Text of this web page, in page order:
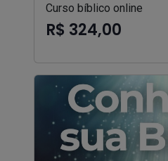
Curso bíblico online
R$ 324,00